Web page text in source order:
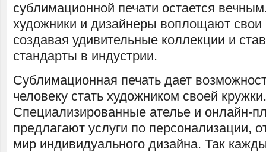
сублимационной печати остается
художники и дизайнеры воплощают свои
создавая удивительные коллекции и
стандарты в индустрии.
Сублимационная печать дает
человеку стать художником своей кружки.
Специализированные ателье и онлайн-
предлагают услуги по персонализации,
мир индивидуального дизайна. Так